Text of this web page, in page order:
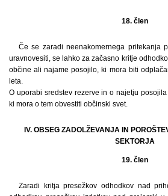
18. člen
Če se zaradi neenakomernega pritekanja
uravnovesiti, se lahko za začasno kritje
občine ali najame posojilo, ki mora biti
leta.
O uporabi sredstev rezerve in o najetju
ki mora o tem obvestiti občinski svet.
IV. OBSEG ZADOLŽEVANJA IN
SEKTORJA
19. člen
Zaradi kritja presežkov odhodkov nad